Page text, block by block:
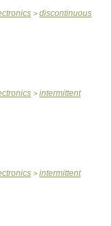
> discontinuous
> intermittent
> intermittent